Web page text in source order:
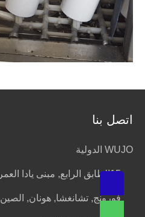
اتصل بنا
WUJO الدولية
فورونج, تشانغشا, هونان, الصين